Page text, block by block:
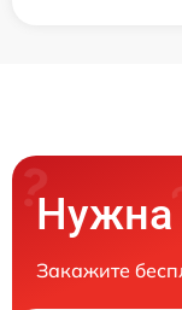
Нужна
Закажите